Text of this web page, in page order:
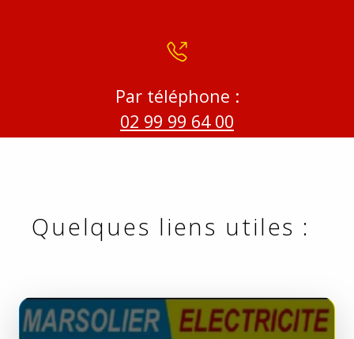
Par téléphone :
02 99 99 64 00
Quelques liens utiles :